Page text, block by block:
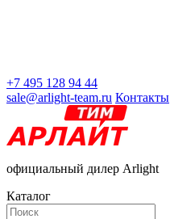
+7 495 128 94 44
sale@arlight-team.ru Контакты
официальный дилер Arlight
Каталог